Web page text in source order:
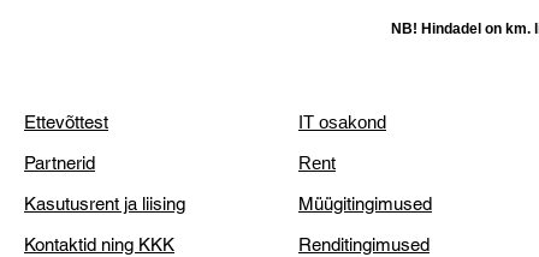
NB! Hindadel on km.
Ettevõttest
Partnerid
Kasutusrent ja liising
Kontaktid ning KKK
IT osakond
Rent
Müügitingimused
Renditingimused